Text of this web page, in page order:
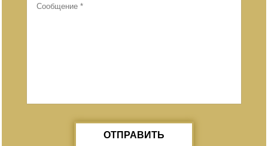
ОТПРАВИТЬ